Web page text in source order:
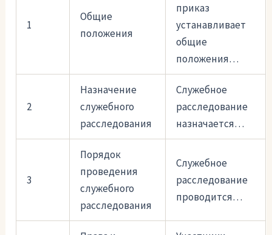
1
Общие
положения
приказ
устанавливает
общие
положения…
2
Назначение
служебного
расследования
Служебное
расследование
назначается…
3
Порядок
проведения
служебного
расследования
Служебное
расследование
проводится…